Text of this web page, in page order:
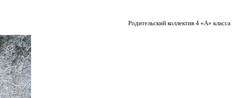
Родительский коллектив 4 «А» класса